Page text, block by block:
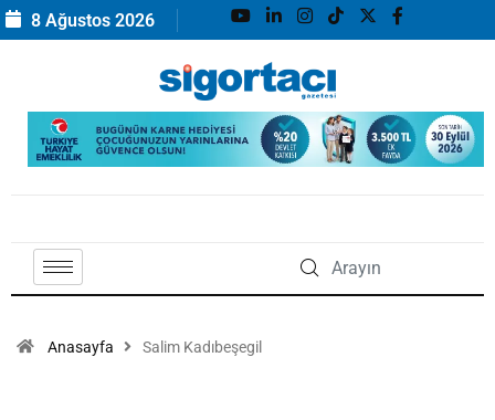
8 Ağustos 2026
Anasayfa Salim Kadıbeşegil